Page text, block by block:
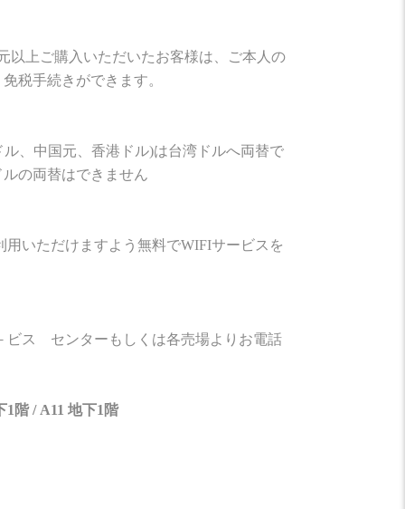
以上ご購入いただいたお客様は、ご本人の
税手続きができます。
、中国元、香港ドル)は台湾ドルへ両替で
の両替はできません
いただけますよう無料でWIFIサービスを
ビス センターもしくは各売場よりお電話
階 / A11 地下1階